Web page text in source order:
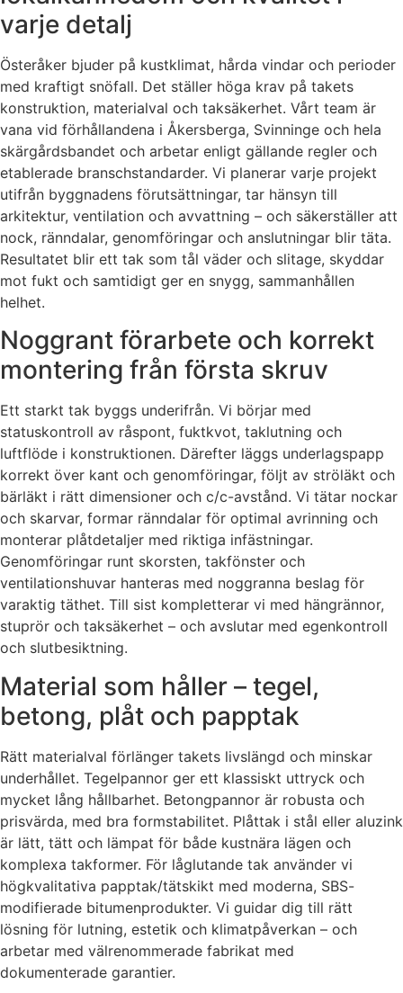
varje detalj
Österåker bjuder på kustklimat, hårda vindar och perioder
med kraftigt snöfall. Det ställer höga krav på takets
konstruktion, materialval och taksäkerhet. Vårt team är
vana vid förhållandena i Åkersberga, Svinninge och hela
skärgårdsbandet och arbetar enligt gällande regler och
etablerade branschstandarder. Vi planerar varje projekt
utifrån byggnadens förutsättningar, tar hänsyn till
arkitektur, ventilation och avvattning – och säkerställer att
nock, ränndalar, genomföringar och anslutningar blir täta.
Resultatet blir ett tak som tål väder och slitage, skyddar
mot fukt och samtidigt ger en snygg, sammanhållen
helhet.
Noggrant förarbete och korrekt
montering från första skruv
Ett starkt tak byggs underifrån. Vi börjar med
statuskontroll av råspont, fuktkvot, taklutning och
luftflöde i konstruktionen. Därefter läggs underlagspapp
korrekt över kant och genomföringar, följt av ströläkt och
bärläkt i rätt dimensioner och c/c-avstånd. Vi tätar nockar
och skarvar, formar ränndalar för optimal avrinning och
monterar plåtdetaljer med riktiga infästningar.
Genomföringar runt skorsten, takfönster och
ventilationshuvar hanteras med noggranna beslag för
varaktig täthet. Till sist kompletterar vi med hängrännor,
stuprör och taksäkerhet – och avslutar med egenkontroll
och slutbesiktning.
Material som håller – tegel,
betong, plåt och papptak
Rätt materialval förlänger takets livslängd och minskar
underhållet. Tegelpannor ger ett klassiskt uttryck och
mycket lång hållbarhet. Betongpannor är robusta och
prisvärda, med bra formstabilitet. Plåttak i stål eller aluzink
är lätt, tätt och lämpat för både kustnära lägen och
komplexa takformer. För låglutande tak använder vi
högkvalitativa papptak/tätskikt med moderna, SBS-
modifierade bitumenprodukter. Vi guidar dig till rätt
lösning för lutning, estetik och klimatpåverkan – och
arbetar med välrenommerade fabrikat med
dokumenterade garantier.